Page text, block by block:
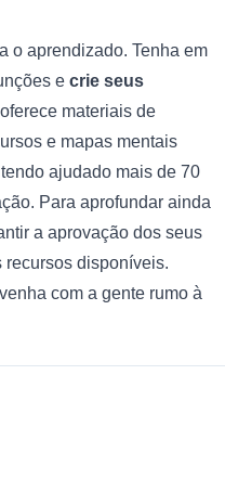
o aprendizado. Tenha em
e crie seus
oferece materiais de
e mapas mentais
ajudado mais de 70
Para aprofundar ainda
a aprovação dos seus
recursos disponíveis.
com a gente rumo à